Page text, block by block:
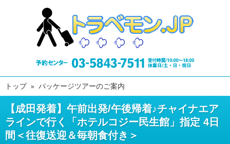
トップ パッケージツアーのご案内
【成田発着】午前出発/午後帰着♪チャイナエア
ラインで行く「ホテルコジー民生館」指定 4日
間＜往復送迎＆毎朝食付き＞